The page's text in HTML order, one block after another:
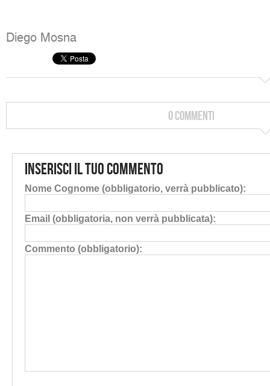
Diego Mosna
0 Commenti
Inserisci il tuo commento
Nome Cognome (obbligatorio, verrà pubblicato):
Email (obbligatoria, non verrà pubblicata):
Commento (obbligatorio):